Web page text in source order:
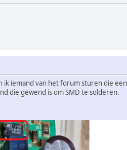
ik iemand van het forum sturen die
die gewend is om SMD te solderen.